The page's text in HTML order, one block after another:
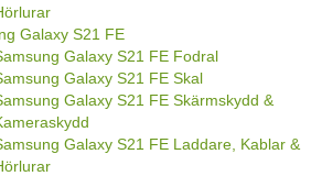
Galaxy S21 FE
Galaxy S21 FE Fodral
Galaxy S21 FE Skal
Galaxy S21 FE Skärmskydd &
Galaxy S21 FE Laddare, Kablar &